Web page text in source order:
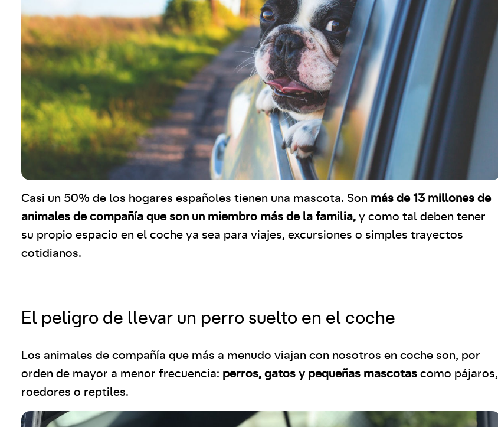
Casi un 50% de los hogares españoles tienen una mascota. Son más de 13 millones de
animales de compañía que son un miembro más de la familia, y como tal deben tener
su propio espacio en el coche ya sea para viajes, excursiones o simples trayectos
cotidianos.
El peligro de llevar un perro suelto en el coche
Los animales de compañía que más a menudo viajan con nosotros en coche son, por
orden de mayor a menor frecuencia: perros, gatos y pequeñas mascotas como pájaros,
roedores o reptiles.